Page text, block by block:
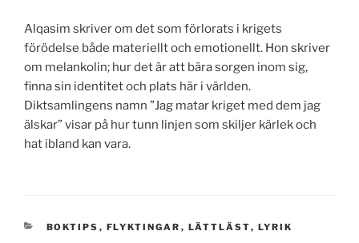
Alqasim skriver om det som förlorats i krigets
förödelse både materiellt och emotionellt. Hon skriver
om melankolin; hur det är att bära sorgen inom sig,
finna sin identitet och plats här i världen.
Diktsamlingens namn ”Jag matar kriget med dem jag
älskar” visar på hur tunn linjen som skiljer kärlek och
hat ibland kan vara.
KATEGORIER
BOKTIPS , FLYKTINGAR , LÄTTLÄST, LYRIK